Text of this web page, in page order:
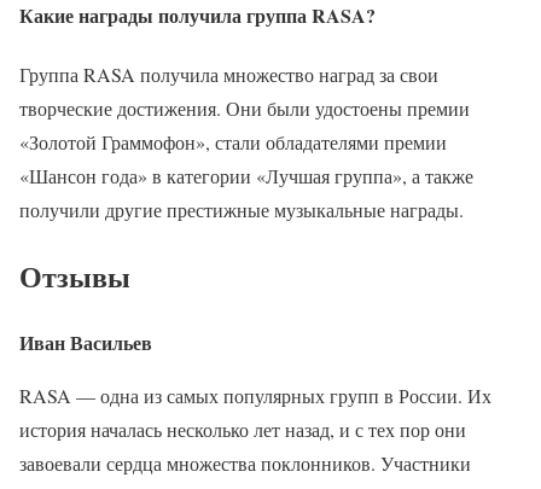
Какие награды получила группа RASA?
Группа RASA получила множество наград за свои
творческие достижения. Они были удостоены премии
«Золотой Граммофон», стали обладателями премии
«Шансон года» в категории «Лучшая группа», а также
получили другие престижные музыкальные награды.
Отзывы
Иван Васильев
RASA — одна из самых популярных групп в России. Их
история началась несколько лет назад, и с тех пор они
завоевали сердца множества поклонников. Участники